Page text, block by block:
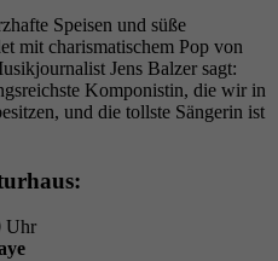
Speisen und süße
mit charismatischem Pop von
Jens Balzer sagt:
Komponistin, die wir in
und die tollste Sängerin ist
Uhr
um die
des Empfehlers zu
worden ist.